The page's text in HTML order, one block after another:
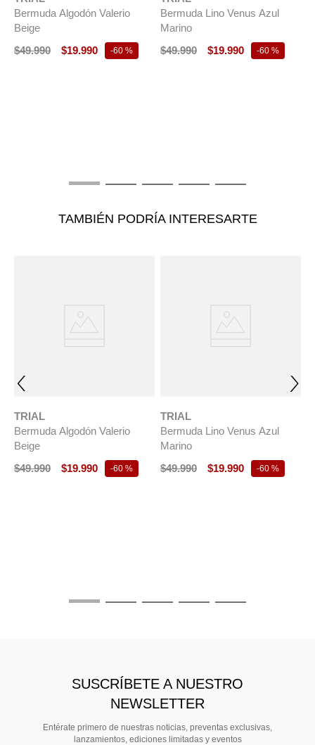
Bermuda Algodón Valerio
Beige
$49.990 $19.990 -60 %
Bermuda Lino Venus Azul
Marino
$49.990 $19.990 -60 %
TAMBIÉN PODRÍA INTERESARTE
TRIAL
Bermuda Algodón Valerio
Beige
$49.990 $19.990 -60 %
TRIAL
Bermuda Lino Venus Azul
Marino
$49.990 $19.990 -60 %
SUSCRÍBETE A NUESTRO
NEWSLETTER
Entérate primero de nuestras noticias, preventas exclusivas,
lanzamientos, ediciones limitadas y eventos